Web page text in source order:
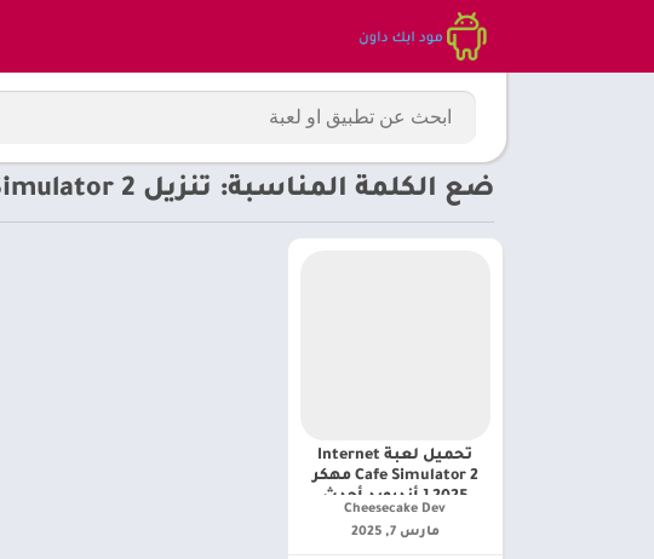
ضع الكلمة المناسبة: تنزيل Internet Cafe Simulator 2 مهكرة
تحميل لعبة Internet
Cafe Simulator 2 مهكر
2025 [ أندرويد أحدث
Cheesecake Dev‏
مارس 7, 2025